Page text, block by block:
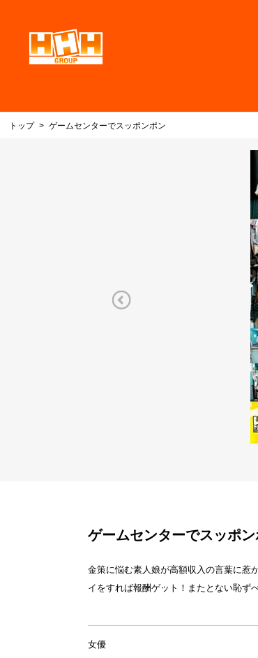
トップ ゲームセンターでスッポンポン
ゲームセンターでスッポン
金策に悩む素人娘が高額収入の言葉に惹
イをすれば報酬ゲット！またとない恥ず
女優